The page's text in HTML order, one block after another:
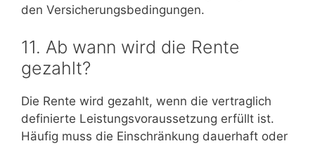
den Versicherungsbedingungen.
11. Ab wann wird die Rente
gezahlt?
Die Rente wird gezahlt, wenn die vertraglich
definierte Leistungsvoraussetzung erfüllt ist.
Häufig muss die Einschränkung dauerhaft oder